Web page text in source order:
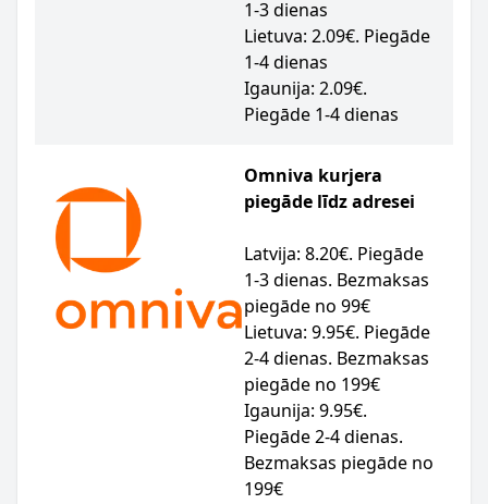
1-3 dienas
Lietuva: 2.09€. Piegāde
1-4 dienas
Igaunija: 2.09€.
Piegāde 1-4 dienas
Omniva kurjera
piegāde līdz adresei
Latvija: 8.20€. Piegāde
1-3 dienas. Bezmaksas
piegāde no 99€
Lietuva: 9.95€. Piegāde
2-4 dienas. Bezmaksas
piegāde no 199€
Igaunija: 9.95€.
Piegāde 2-4 dienas.
Bezmaksas piegāde no
199€